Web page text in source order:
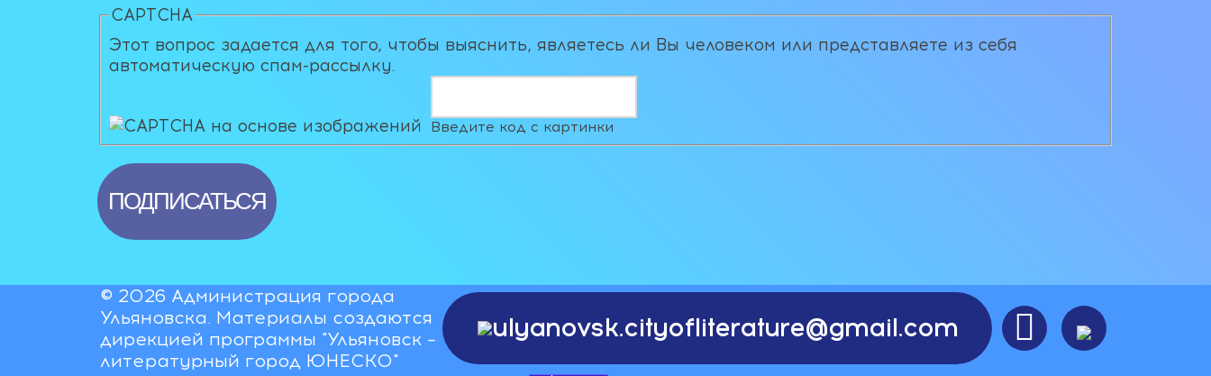
CAPTCHA
Этот вопрос задается для того, чтобы выяснить, являетесь ли Вы человеком или представляете из себя
автоматическую спам-рассылку.
Введите код с картинки
© 2026 Администрация города
Ульяновска. Материалы создаются
дирекцией программы "Ульяновск –
литературный город ЮНЕСКО"
ulyanovsk.cityofliterature@gmail.com 